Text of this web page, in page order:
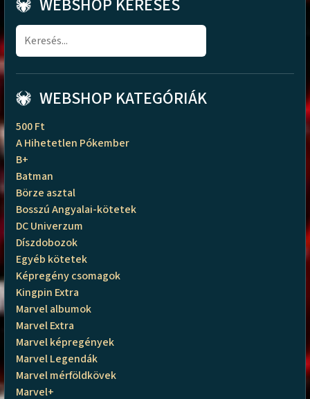
WEBSHOP KERESÉS
WEBSHOP KATEGÓRIÁK
500 Ft
A Hihetetlen Pókember
B+
Batman
Börze asztal
Bosszú Angyalai-kötetek
DC Univerzum
Díszdobozok
Egyéb kötetek
Képregény csomagok
Kingpin Extra
Marvel albumok
Marvel Extra
Marvel képregények
Marvel Legendák
Marvel mérföldkövek
Marvel+